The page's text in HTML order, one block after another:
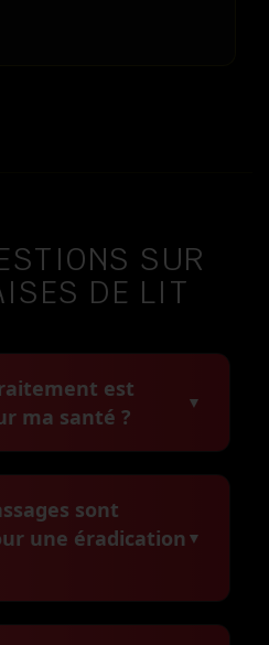
SUR
DE LIT
est
ma santé ?
▼
sont
une éradication ▼